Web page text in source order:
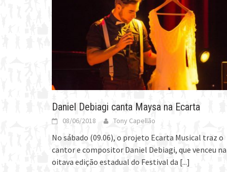
Daniel Debiagi canta Maysa na Ecarta
08/06/2018 Tony Capellão
No sábado (09.06), o projeto Ecarta Musical traz o
cantor e compositor Daniel Debiagi, que venceu na
oitava edição estadual do Festival da [...]